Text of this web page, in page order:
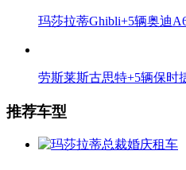
玛莎拉蒂Ghibli+5辆奥迪
劳斯莱斯古思特+5辆保时
推荐车型